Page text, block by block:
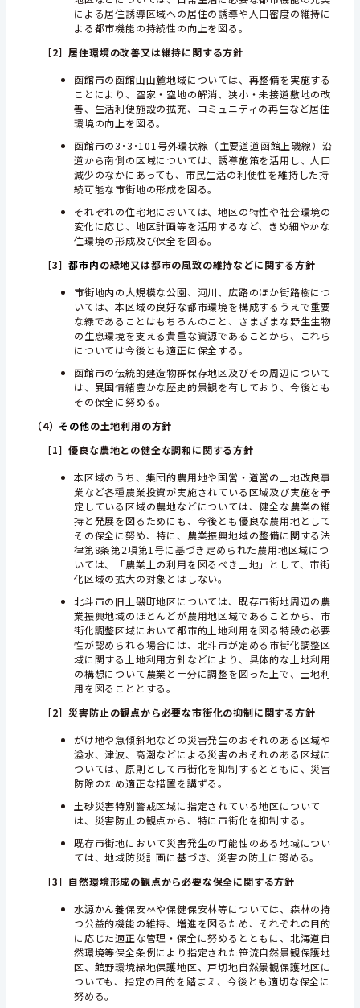
による居住誘導区域への居住の誘導や人口密度の維持に
よる都市機能の持続性の向上を図る。
［2］居住環境の改善又は維持に関する方針
函館市の函館山山麓地域については、再整備を実施する
ことにより、空家・空地の解消、狭小・未接道敷地の改
善、生活利便施設の拡充、コミュニティの再生など居住
環境の向上を図る。
函館市の3･3･101号外環状線（主要道道函館上磯線）沿
道から南側の区域については、誘導施策を活用し、人口
減少のなかにあっても、市民生活の利便性を維持した持
続可能な市街地の形成を図る。
それぞれの住宅地においては、地区の特性や社会環境の
変化に応じ、地区計画等を活用するなど、きめ細やかな
住環境の形成及び保全を図る。
［3］都市内の緑地又は都市の風致の維持などに関する方針
市街地内の大規模な公園、河川、広路のほか街路樹につ
いては、本区域の良好な都市環境を構成するうえで重要
な緑であることはもちろんのこと、さまざまな野生生物
の生息環境を支える貴重な資源であることから、これら
については今後とも適正に保全する。
函館市の伝統的建造物群保存地区及びその周辺について
は、異国情緒豊かな歴史的景観を有しており、今後とも
その保全に努める。
（4） その他の土地利用の方針
［1］優良な農地との健全な調和に関する方針
本区域のうち、集団的農用地や国営・道営の土地改良事
業など各種農業投資が実施されている区域及び実施を予
定している区域の農地などについては、健全な農業の維
持と発展を図るためにも、今後とも優良な農用地として
その保全に努め、特に、農業振興地域の整備に関する法
律第8条第2項第1号に基づき定められた農用地区域につ
いては、「農業上の利用を図るべき土地」として、市街
化区域の拡大の対象とはしない。
北斗市の旧上磯町地区については、既存市街地周辺の農
業振興地域のほとんどが農用地区域であることから、市
街化調整区域において都市的土地利用を図る特段の必要
性が認められる場合には、北斗市が定める市街化調整区
域に関する土地利用方針などにより、具体的な土地利用
の構想について農業と十分に調整を図った上で、土地利
用を図ることとする。
［2］ 災害防止の観点から必要な市街化の抑制に関する方針
がけ地や急傾斜地などの災害発生のおそれのある区域や
溢水、津波、高潮などによる災害のおそれのある区域に
ついては、原則として市街化を抑制するとともに、災害
防除のため適正な措置を講ずる。
土砂災害特別警戒区域に指定されている地区について
は、災害防止の観点から、特に市街化を抑制する。
既存市街地において災害発生の可能性のある地域につい
ては、地域防災計画に基づき、災害の防止に努める。
［3］ 自然環境形成の観点から必要な保全に関する方針
水源かん養保安林や保健保安林等については、森林の持
つ公益的機能の維持、増進を図るため、それぞれの目的
に応じた適正な管理・保全に努めるとともに、北海道自
然環境等保全条例により指定された笹流自然景観保護地
区、館野環境緑地保護地区、戸切地自然景観保護地区に
ついても、指定の目的を踏まえ、今後とも適切な保全に
努める。